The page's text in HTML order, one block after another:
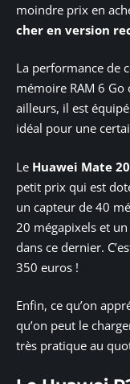
moindre prix en
cher en version
La performance de
mémoire RAM 6 Go
ailleurs, il est
idéal pour une
Le Huawei Mate
petit prix qui est
un capteur de 40
20 mégapixels et
dans ce dernier.
350 euros !
Enfin, ce qu’on
qu’on peut le
très pratique au